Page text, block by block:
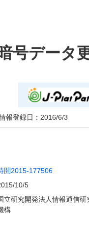
号データ
報登録日： 2016/6/3
開2015-177506
10/5
立研究開発法人情報通信研
構